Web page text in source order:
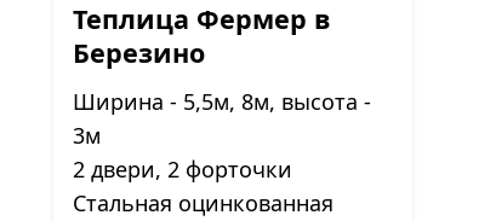
Теплица Фермер в
Березино
Ширина - 5,5м, 8м, высота -
3м
2 двери, 2 форточки
Стальная оцинкованная